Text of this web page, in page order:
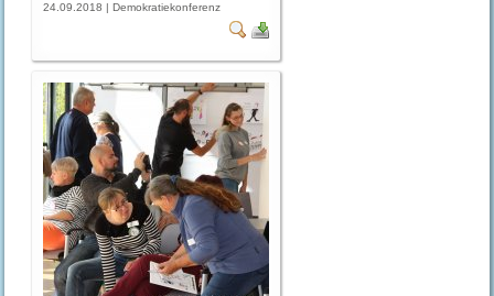
24.09.2018 | Demokratiekonferenz